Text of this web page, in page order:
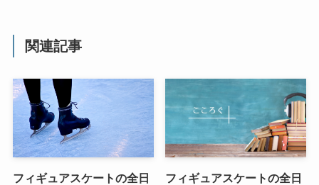
関連記事
フィギュアスケートの全日
フィギュアスケートの全日